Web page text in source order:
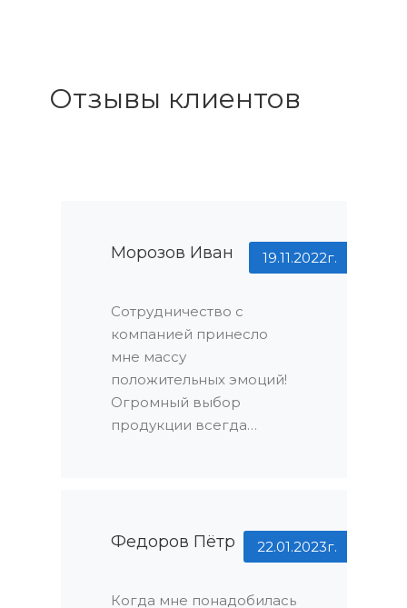
Отзывы клиентов
Морозов Иван 19.11.2022г.
Сотрудничество с
компанией принесло
мне массу
положительных эмоций!
Огромный выбор
продукции всегда
компании действительно
ценят своих клиентов.
Федоров Пётр 22.01.2023г.
Когда мне понадобилась